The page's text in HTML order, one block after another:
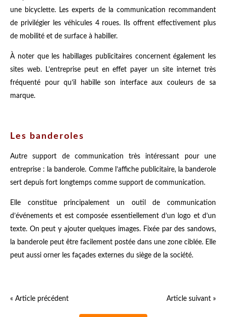
une bicyclette. Les experts de la communication recommandent
de privilégier les véhicules 4 roues. Ils offrent effectivement plus
de mobilité et de surface à habiller.
À noter que les habillages publicitaires concernent également les
sites web. L’entreprise peut en effet payer un site internet très
fréquenté pour qu’il habille son interface aux couleurs de sa
marque.
Les banderoles
Autre support de communication très intéressant pour une
entreprise : la banderole. Comme l’affiche publicitaire, la banderole
sert depuis fort longtemps comme support de communication.
Elle constitue principalement un outil de communication
d’événements et est composée essentiellement d’un logo et d’un
texte. On peut y ajouter quelques images. Fixée par des sandows,
la banderole peut être facilement postée dans une zone ciblée. Elle
peut aussi orner les façades externes du siège de la société.
« Article précédent Article suivant »